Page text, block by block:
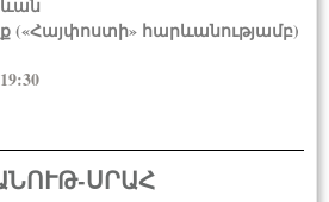
(«Հայփոստի» հարևանությամբ)
ՍՐԱՀ